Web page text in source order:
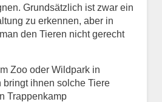
Grundsätzlich ist zwar ein
zu erkennen, aber in
den Tieren nicht gerecht
Zoo oder Wildpark in
ihnen solche Tiere
Trappenkamp